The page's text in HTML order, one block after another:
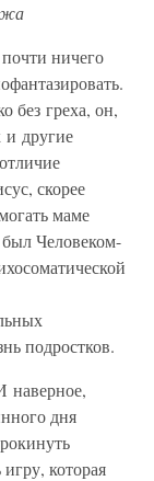
ничего
без греха, он,
и другие
скорее
маме
Человеком-
подростков.
наверное,
дня
которая